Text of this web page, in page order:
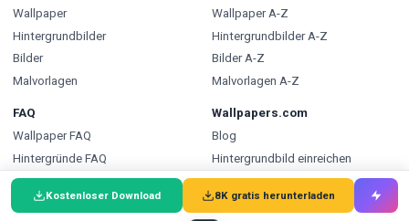
Kostenloser Download 8K gratis herunterladen
Wallpaper
Hintergrundbilder
Bilder
Malvorlagen
Wallpaper A-Z
Hintergrundbilder A-Z
Bilder A-Z
Malvorlagen A-Z
FAQ
Wallpaper FAQ
Hintergründe FAQ
Bilder FAQ
Malvorlagen FAQ
Wallpapers.com
Blog
Hintergrundbild einreichen
Entwickler-API